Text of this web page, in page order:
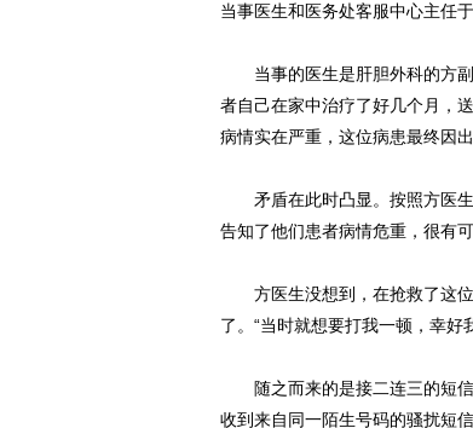
当事医生和医务处客服中心主任于
当事的医生是肝胆外科的方副
者自己在家中治疗了好几个月，
病情实在严重，这位病患最终因出
矛盾在此时凸显。按照方医生
告知了他们患者病情危重，很有
方医生没想到，在抢救了这位
了。“当时就想要打我一顿，幸好
随之而来的是接二连三的短信
收到来自同一陌生号码的骚扰短